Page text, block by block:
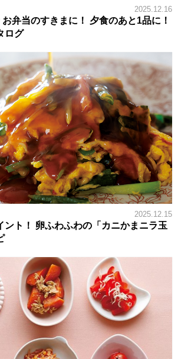
2025.12.16
弁当のすきまに！ 夕食のあと1品に！
ログ
2025.12.15
ント！ 卵ふわふわの「カニかまニラ玉